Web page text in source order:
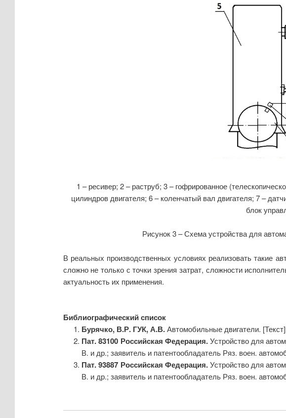
1 – ресивер; 2 – раструб; 3 – гофрированное
цилиндров двигателя; 6 – коленчатый вал двигателя; 7 –
блок
Рисунок 3 – Схема устройства для
В реальных производственных условиях реализовать такие
сложно не только с точки зрения затрат, сложности
актуальность их применения.
Библиографический список
Бурячко, В.Р. ГУК, А.В.Автомобильные двигатели.
Пат. 83100 Российская Федерация.Устройство для
В. и др.; заявитель и патентообладатель Ряз. воен.
Пат. 93887 Российская Федерация.Устройство для
В. и др.; заявитель и патентообладатель Ряз. воен.